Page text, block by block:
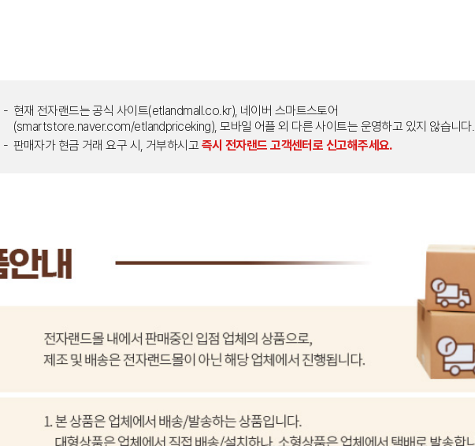
현재 전자랜드는 공식 사이트(etlandmall.co.kr), 네이버 스마트스토어
(smartstore.naver.com/etlandpriceking), 모바일 어플 외 다른 사이트는 운영하고 있지 않습니다.
판매자가 현금 거래 요구 시, 거부하시고 즉시 전자랜드 고객센터로 신고해주세요.